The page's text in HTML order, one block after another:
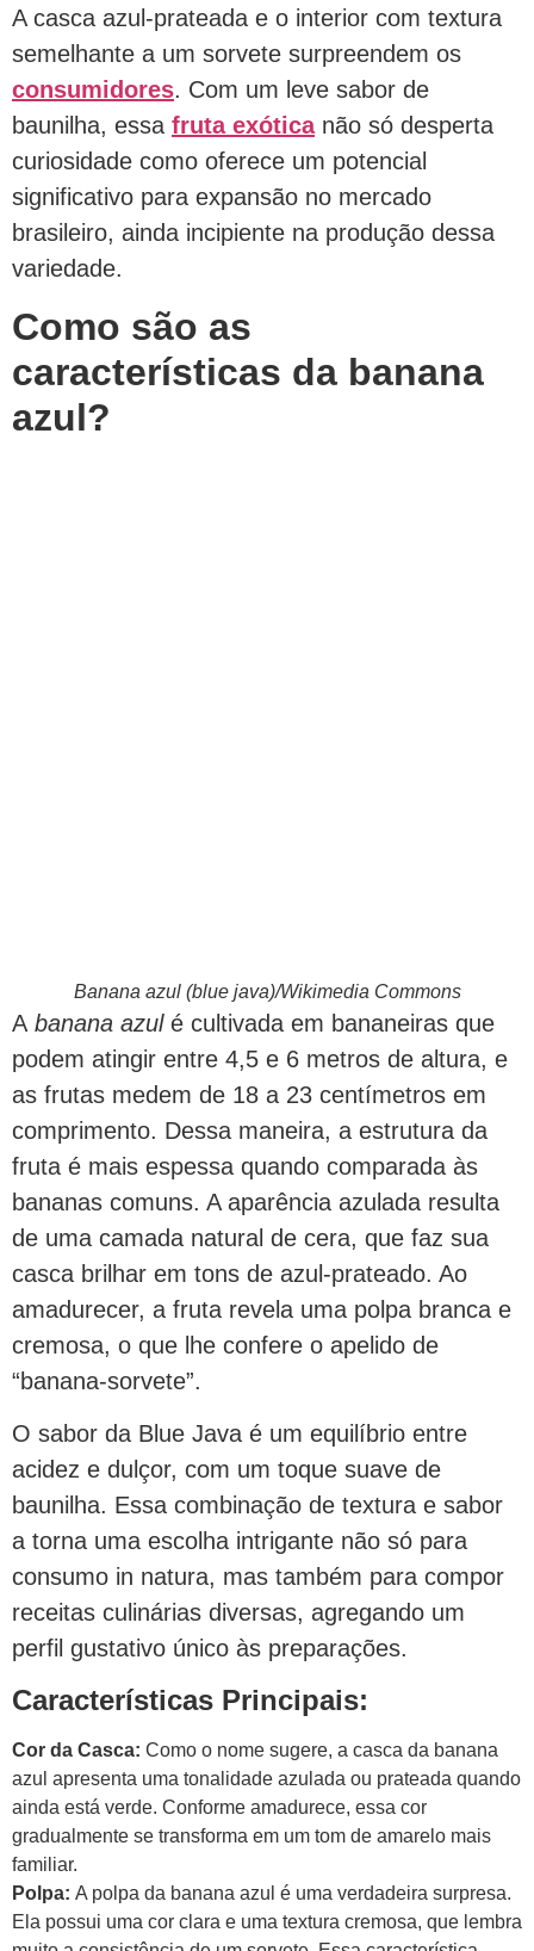
A casca azul-prateada e o interior com textura
semelhante a um sorvete surpreendem os
consumidores. Com um leve sabor de
baunilha, essa fruta exóticanão só desperta
curiosidade como oferece um potencial
significativo para expansão no mercado
brasileiro, ainda incipiente na produção dessa
variedade.
Como são as
características da banana
azul?
Banana azul (blue java)/Wikimedia Commons
A banana azulé cultivada em bananeiras que
podem atingir entre 4,5 e 6 metros de altura, e
as frutas medem de 18 a 23 centímetros em
comprimento. Dessa maneira, a estrutura da
fruta é mais espessa quando comparada às
bananas comuns. A aparência azulada resulta
de uma camada natural de cera, que faz sua
casca brilhar em tons de azul-prateado. Ao
amadurecer, a fruta revela uma polpa branca e
cremosa, o que lhe confere o apelido de
“banana-sorvete”.
O sabor da Blue Java é um equilíbrio entre
acidez e dulçor, com um toque suave de
baunilha. Essa combinação de textura e sabor
a torna uma escolha intrigante não só para
consumo in natura, mas também para compor
receitas culinárias diversas, agregando um
perfil gustativo único às preparações.
Características Principais:
Cor da Casca: Como o nome sugere, a casca da banana
azul apresenta uma tonalidade azulada ou prateada quando
ainda está verde. Conforme amadurece, essa cor
gradualmente se transforma em um tom de amarelo mais
familiar.
Polpa: A polpa da banana azul é uma verdadeira surpresa.
Ela possui uma cor clara e uma textura cremosa, que lembra